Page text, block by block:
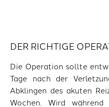
DER RICHTIGE
Die Operation sollte
Tage nach der
Abklingen des akuten
Wochen. Wird während